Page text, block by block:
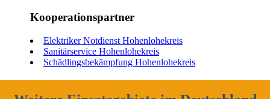
Kooperationspartner
Elektriker Notdienst Hohenlohekreis
Sanitärservice Hohenlohekreis
Schädlingsbekämpfung Hohenlohekreis